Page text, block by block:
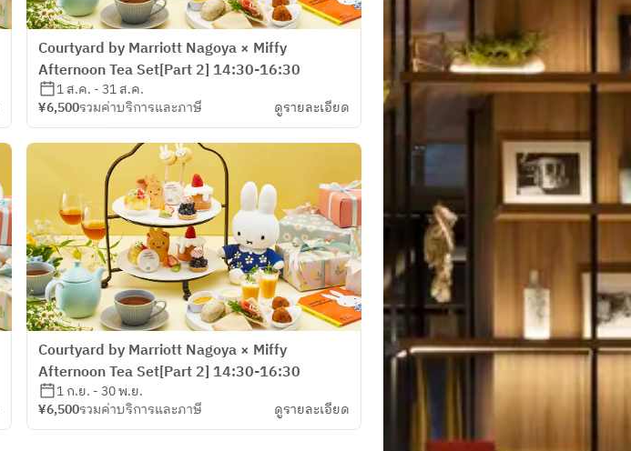
Courtyard by Marriott Nagoya × Miffy
Afternoon Tea Set[Part 2] 14:30-16:30
1 ส.ค. - 31 ส.ค.
¥6,500รวมค่าบริการและภาษี ดูรายละเอียด
Courtyard by Marriott Nagoya × Miffy
Afternoon Tea Set[Part 2] 14:30-16:30
1 ก.ย. - 30 พ.ย.
¥6,500รวมค่าบริการและภาษี ดูรายละเอียด